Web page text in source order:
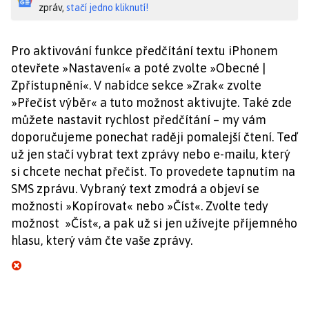
zpráv, stačí jedno kliknutí!
Pro aktivování funkce předčítání textu iPhonem
otevřete »Nastavení« a poté zvolte »Obecné |
Zpřístupnění«. V nabídce sekce »Zrak« zvolte
»Přečíst výběr« a tuto možnost aktivujte. Také zde
můžete nastavit rychlost předčítání – my vám
doporučujeme ponechat raději pomalejší čtení. Teď
už jen stačí vybrat text zprávy nebo e-mailu, který
si chcete nechat přečíst. To provedete tapnutím na
SMS zprávu. Vybraný text zmodrá a objeví se
možnosti »Kopírovat« nebo »Číst«. Zvolte tedy
možnost »Číst«, a pak už si jen užívejte příjemného
hlasu, který vám čte vaše zprávy.